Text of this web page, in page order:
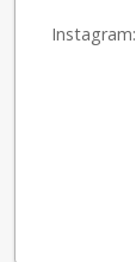
Instagram: